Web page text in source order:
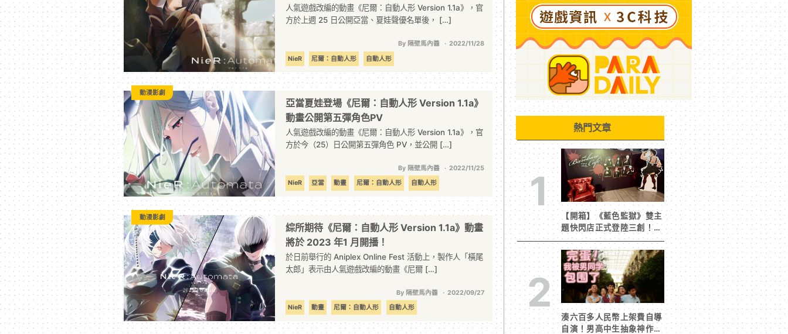
漫
二
次
元
｜
3C
科
技
全
方
人氣遊戲改編的動畫《尼爾：自動人形 Version 1.1a》，官
方於上週 25 日公開亞當、夏娃聲優名單後， […]
By 隔壁馬內醬
2022/11/28
NieR
尼爾：自動人形 自動人形
動漫影劇
亞當夏娃登場《尼爾：自動人形 Version 1.1a》
動畫公開第五彈角色PV
人氣遊戲改編的動畫《尼爾：自動人形 Version 1.1a》，官
方於今（25）日公開第五彈角色 PV，並公開 […]
By 隔壁馬內醬
2022/11/25
NieR
亞當 動畫 尼爾：自動人形 自動人形
動漫影劇
綜所期待《尼爾：自動人形 Version 1.1a》動畫
將於 2023 年1 月開播！
於日前舉行的 Aniplex Online Fest 活動上，製作人「橫尾
太郎」表示由人氣遊戲改編的動畫《尼爾 […]
By 隔壁馬內醬
2022/09/27
NieR
動畫 尼爾：自動人形 自動人形
熱門文章
1
【開箱】《藍色監獄》雙主
題快閃店正式登陸三創！造
景與限定周邊搶先看
2
湊六百多人民幣上架費自導
自演！男高中生抽象神作